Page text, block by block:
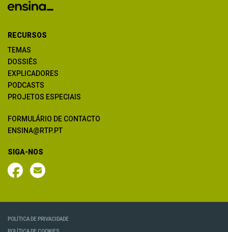
RECURSOS
TEMAS
DOSSIÊS
EXPLICADORES
PODCASTS
PROJETOS ESPECIAIS
FORMULÁRIO DE CONTACTO
ENSINA@RTP.PT
SIGA-NOS
POLÍTICA DE PRIVACIDADE